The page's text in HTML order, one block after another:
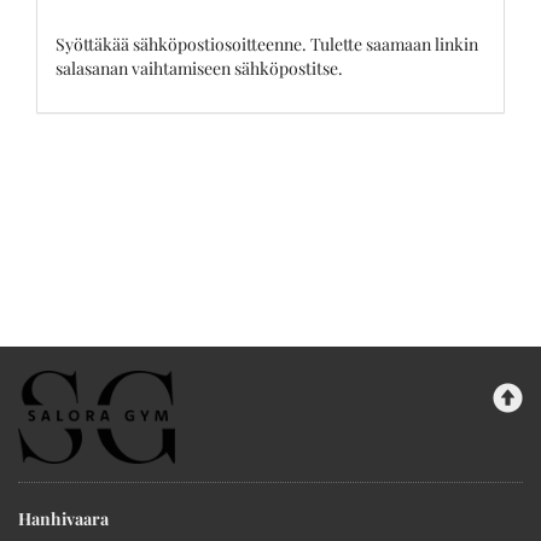
Syöttäkää sähköpostiosoitteenne. Tulette saamaan linkin
salasanan vaihtamiseen sähköpostitse.
Hanhivaara